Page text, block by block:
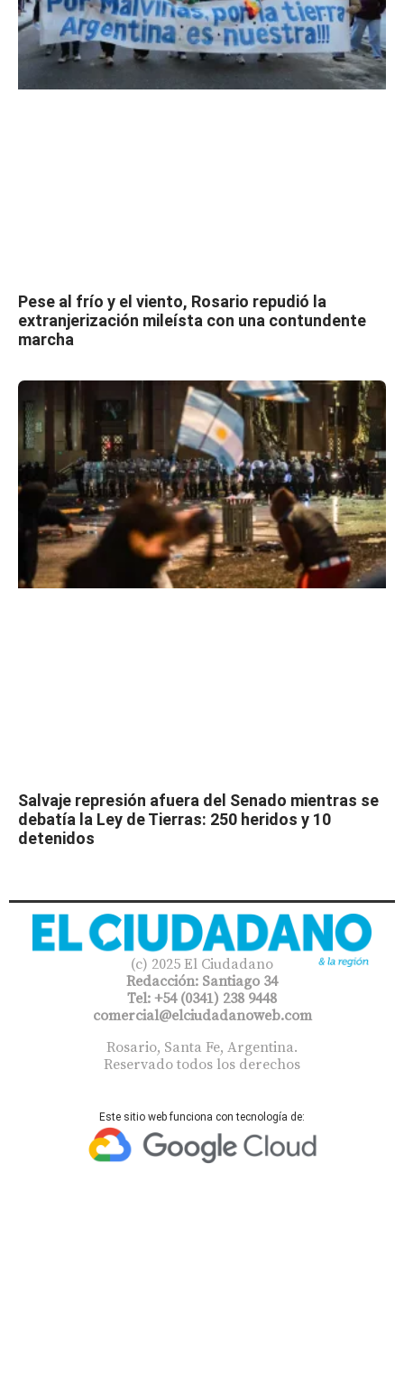
Pese al frío y el viento, Rosario repudió la
extranjerización mileísta con una contundente
marcha
Salvaje represión afuera del Senado mientras se
debatía la Ley de Tierras: 250 heridos y 10
detenidos
(c) 2025 El Ciudadano
Redacción: Santiago 34
Tel: +54 (0341) 238 9448
comercial@elciudadanoweb.com​
Rosario, Santa Fe, Argentina.
Reservado todos los derechos
Este sitio web funciona con tecnología de: